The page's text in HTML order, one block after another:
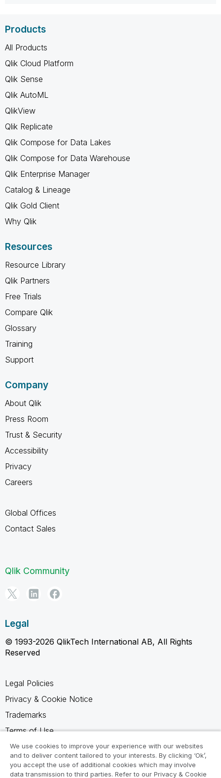
Products
All Products
Qlik Cloud Platform
Qlik Sense
Qlik AutoML
QlikView
Qlik Replicate
Qlik Compose for Data Lakes
Qlik Compose for Data Warehouse
Qlik Enterprise Manager
Catalog & Lineage
Qlik Gold Client
Why Qlik
Resources
Resource Library
Qlik Partners
Free Trials
Compare Qlik
Glossary
Training
Support
Company
About Qlik
Press Room
Trust & Security
Accessibility
Privacy
Careers
Global Offices
Contact Sales
Qlik Community
Legal
© 1993-2026 QlikTech International AB, All Rights
Reserved
Legal Policies
Privacy & Cookie Notice
Trademarks
Terms of Use
Legal Agreements
Product Terms
We use cookies to improve your experience with our websites
and to deliver content tailored to your interests. By clicking ‘Ok’,
you accept the use of additional cookies which may involve
data transmission to third parties. Refer to our Privacy & Cookie